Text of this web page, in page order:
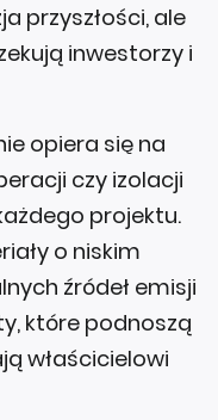
przyszłości, ale
inwestorzy i
opiera się na
czy izolacji
projektu.
o niskim
źródeł emisji
które podnoszą
właścicielowi